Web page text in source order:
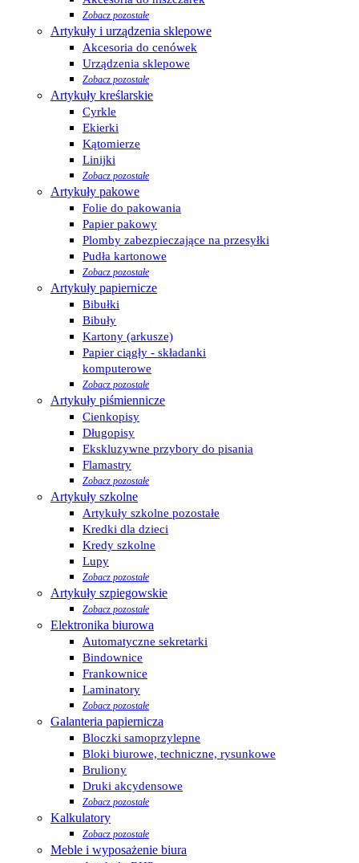
Zobacz pozostałe
Artykuły i urządzenia sklepowe
Akcesoria do cenówek
Urządzenia sklepowe
Zobacz pozostałe
Artykuły kreślarskie
Cyrkle
Ekierki
Kątomierze
Linijki
Zobacz pozostałe
Artykuły pakowe
Folie do pakowania
Papier pakowy
Plomby zabezpieczające na przesyłki
Pudła kartonowe
Zobacz pozostałe
Artykuły papiernicze
Bibułki
Bibuły
Kartony (arkusze)
Papier ciągły - składanki
komputerowe
Zobacz pozostałe
Artykuły piśmiennicze
Cienkopisy
Długopisy
Ekskluzywne przybory do pisania
Flamastry
Zobacz pozostałe
Artykuły szkolne
Artykuły szkolne pozostałe
Kredki dla dzieci
Kredy szkolne
Lupy
Zobacz pozostałe
Artykuły szpiegowskie
Zobacz pozostałe
Elektronika biurowa
Automatyczne sekretarki
Bindownice
Frankownice
Laminatory
Zobacz pozostałe
Galanteria papiernicza
Bloczki samoprzylepne
Bloki biurowe, techniczne, rysunkowe
Bruliony
Druki akcydensowe
Zobacz pozostałe
Kalkulatory
Zobacz pozostałe
Meble i wyposażenie biura